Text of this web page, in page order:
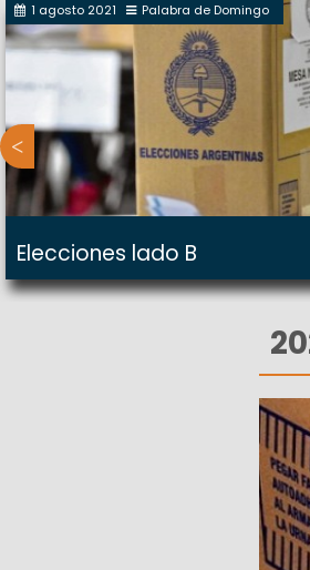
1 agosto 2021 Palabra de Domingo
Elecciones lado B